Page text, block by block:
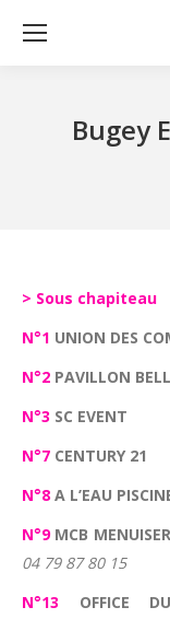
Bugey
> Sous chapiteau
N°1 UNION DES
N°2 PAVILLON
N°3 SC EVENT
N°7 CENTURY 21
N°8 A L’EAU
N°9 MCB
04 79 87 80 15
N°13 OFFICE